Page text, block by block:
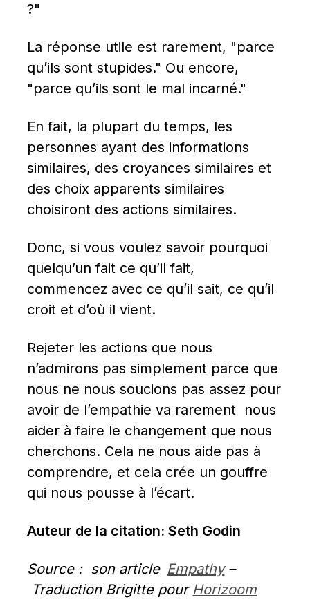
?"
La réponse utile est rarement, "parce
qu’ils sont stupides." Ou encore,
"parce qu’ils sont le mal incarné."
En fait, la plupart du temps, les
personnes ayant des informations
similaires, des croyances similaires et
des choix apparents similaires
choisiront des actions similaires.
Donc, si vous voulez savoir pourquoi
quelqu’un fait ce qu’il fait,
commencez avec ce qu’il sait, ce qu’il
croit et d’où il vient.
Rejeter les actions que nous
n’admirons pas simplement parce que
nous ne nous soucions pas assez pour
avoir de l’empathie va rarement  nous
aider à faire le changement que nous
cherchons. Cela ne nous aide pas à
comprendre, et cela crée un gouffre
qui nous pousse à l’écart.
Auteur de la citation: Seth Godin
Source :  son article Empathy –
Traduction Brigitte pour Horizoom